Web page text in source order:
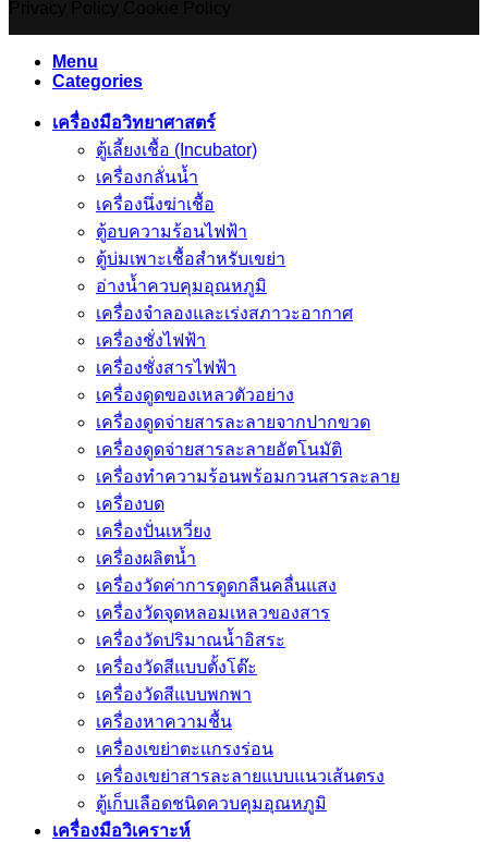
Menu
Categories
เครื่องมือวิทยาศาสตร์
ตู้เลี้ยงเชื้อ (Incubator)
เครื่องกลั่นน้ำ
เครื่องนึ่งฆ่าเชื้อ
ตู้อบความร้อนไฟฟ้า
ตู้บ่มเพาะเชื้อสำหรับเขย่า
อ่างน้ำควบคุมอุณหภูมิ
เครื่องจำลองและเร่งสภาวะอากาศ
เครื่องชั่งไฟฟ้า
เครื่องชั่งสารไฟฟ้า
เครื่องดูดของเหลวตัวอย่าง
เครื่องดูดจ่ายสารละลายจากปากขวด
เครื่องดูดจ่ายสารละลายอัตโนมัติ
เครื่องทำความร้อนพร้อมกวนสารละลาย
เครื่องบด
เครื่องปั่นเหวี่ยง
เครื่องผลิตน้ำ
เครื่องวัดค่าการดูดกลืนคลื่นแสง
เครื่องวัดจุดหลอมเหลวของสาร
เครื่องวัดปริมาณน้ำอิสระ
เครื่องวัดสีแบบตั้งโต๊ะ
เครื่องวัดสีแบบพกพา
เครื่องหาความชื้น
เครื่องเขย่าตะแกรงร่อน
เครื่องเขย่าสารละลายแบบแนวเส้นตรง
ตู้เก็บเลือดชนิดควบคุมอุณหภูมิ
เครื่องมือวิเคราะห์